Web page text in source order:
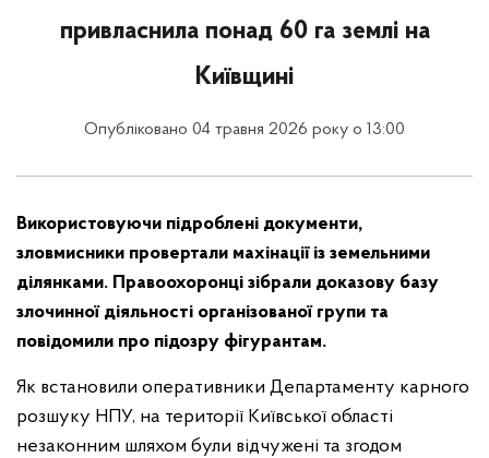
привласнила понад 60 га землі на
Київщині
Опубліковано 04 травня 2026 року о 13:00
Використовуючи підроблені документи,
зловмисники провертали махінації із земельними
ділянками. Правоохоронці зібрали доказову базу
злочинної діяльності організованої групи та
повідомили про підозру фігурантам.
Як встановили оперативники Департаменту карного
розшуку НПУ, на території Київської області
незаконним шляхом були відчужені та згодом